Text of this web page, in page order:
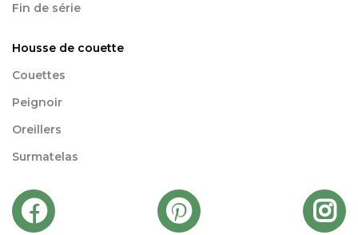
Fin de série
Housse de couette
Couettes
Peignoir
Oreillers
Surmatelas